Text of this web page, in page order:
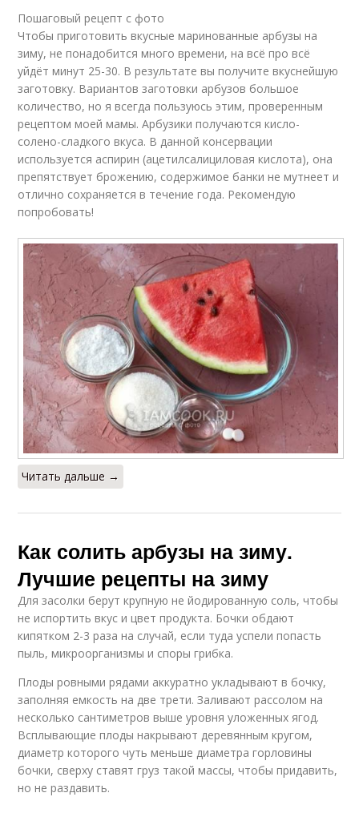
Пошаговый рецепт с фото
Чтобы приготовить вкусные маринованные арбузы на
зиму, не понадобится много времени, на всё про всё
уйдёт минут 25-30. В результате вы получите вкуснейшую
заготовку. Вариантов заготовки арбузов большое
количество, но я всегда пользуюсь этим, проверенным
рецептом моей мамы. Арбузики получаются кисло-
солено-сладкого вкуса. В данной консервации
используется аспирин (ацетилсалициловая кислота), она
препятствует брожению, содержимое банки не мутнеет и
отлично сохраняется в течение года. Рекомендую
попробовать!
Читать дальше →
Как солить арбузы на зиму.
Лучшие рецепты на зиму
Для засолки берут крупную не йодированную соль, чтобы
не испортить вкус и цвет продукта. Бочки обдают
кипятком 2-3 раза на случай, если туда успели попасть
пыль, микроорганизмы и споры грибка.
Плоды ровными рядами аккуратно укладывают в бочку,
заполняя емкость на две трети. Заливают рассолом на
несколько сантиметров выше уровня уложенных ягод.
Всплывающие плоды накрывают деревянным кругом,
диаметр которого чуть меньше диаметра горловины
бочки, сверху ставят груз такой массы, чтобы придавить,
но не раздавить.